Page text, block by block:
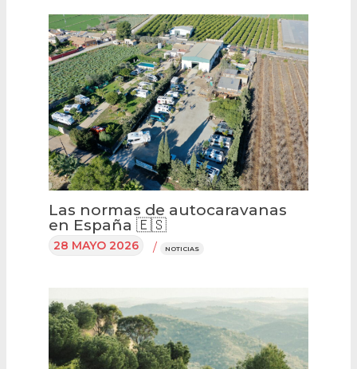
Las normas de autocaravanas
en España 🇪🇸
28 MAYO 2026 / NOTICIAS